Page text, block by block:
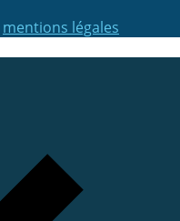
mentions légales